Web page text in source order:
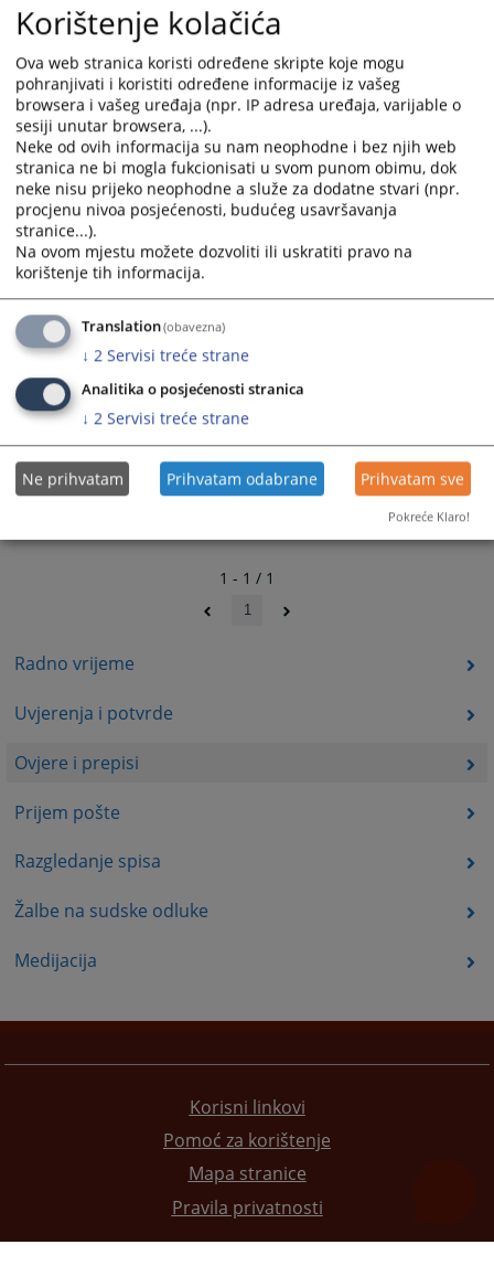
Radno vrijeme
Uvjerenja i potvrde
Ovjere i prepisi
Prijem pošte
Razgledanje spisa
Žalbe na sudske odluke
Medijacija
akta, te se za prijepise i izdavanje CD-a ili DVD-a plaća
dgovarajuća sudska pristojba prema tarifnom broju 27
Tarife koja je sastavni dio Zakona o sudskim
pristojbama Županije Posavske (Narodne novine
Županije Posavske broj 2/09).
1667PREGLEDA
1 - 1 / 1
1
Korisni linkovi
Pomoć za korištenje
Mapa stranice
Pravila privatnosti
Korištenje kolačića
Ova web stranica koristi određene skripte koje mogu
pohranjivati i koristiti određene informacije iz vašeg
browsera i vašeg uređaja (npr. IP adresa uređaja, varijable o
sesiji unutar browsera, ...).
Neke od ovih informacija su nam neophodne i bez njih web
stranica ne bi mogla fukcionisati u svom punom obimu, dok
neke nisu prijeko neophodne a služe za dodatne stvari (npr.
procjenu nivoa posjećenosti, budućeg usavršavanja
stranice...).
Na ovom mjestu možete dozvoliti ili uskratiti pravo na
korištenje tih informacija.
Translation(obavezna)
↓ 2 Servisi treće strane
Analitika o posjećenosti stranica
↓ 2 Servisi treće strane
Ne prihvatam Prihvatam odabrane Prihvatam sve
Pokreće Klaro!